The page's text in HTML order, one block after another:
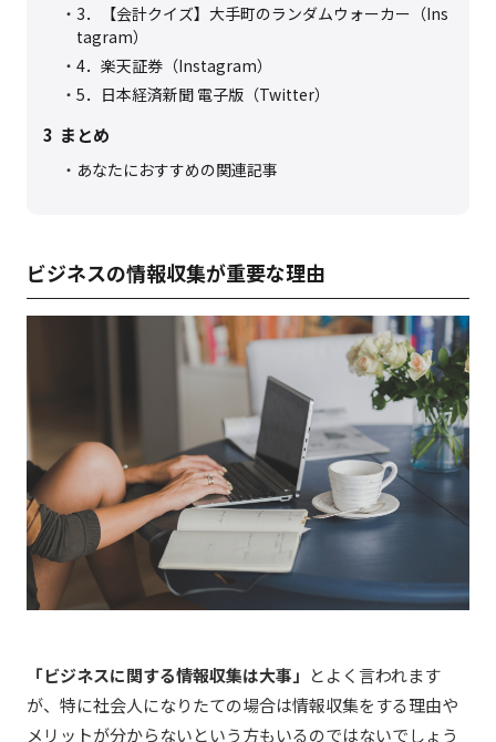
3．【会計クイズ】大手町のランダムウォーカー（Ins
tagram）
4．楽天証券（Instagram）
5．日本経済新聞 電子版（Twitter）
3 まとめ
あなたにおすすめの関連記事
ビジネスの情報収集が重要な理由
「ビジネスに関する情報収集は大事」 とよく言われます
が、特に社会人になりたての場合は情報収集をする理由や
メリットが分からないという方もいるのではないでしょう